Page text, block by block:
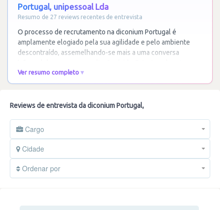
Portugal, unipessoal Lda
Resumo de 27 reviews recentes de entrevista
O processo de recrutamento na diconium Portugal é
amplamente elogiado pela sua agilidade e pelo ambiente
descontraído, assemelhando-se mais a uma conversa
mais
Ver resumo completo
Reviews de entrevista da diconium Portugal,
Cargo
Cidade
Ordenar por